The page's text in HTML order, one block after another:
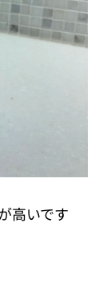
高いです